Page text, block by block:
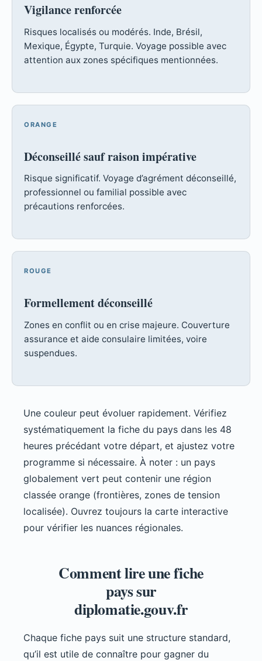
Vigilance renforcée
Risques localisés ou modérés. Inde, Brésil,
Mexique, Égypte, Turquie. Voyage possible avec
attention aux zones spécifiques mentionnées.
ORANGE
Déconseillé sauf raison impérative
Risque significatif. Voyage d’agrément déconseillé,
professionnel ou familial possible avec
précautions renforcées.
ROUGE
Formellement déconseillé
Zones en conflit ou en crise majeure. Couverture
assurance et aide consulaire limitées, voire
suspendues.
Une couleur peut évoluer rapidement. Vérifiez
systématiquement la fiche du pays dans les 48
heures précédant votre départ, et ajustez votre
programme si nécessaire. À noter : un pays
globalement vert peut contenir une région
classée orange (frontières, zones de tension
localisée). Ouvrez toujours la carte interactive
pour vérifier les nuances régionales.
Comment lire une fiche
pays sur
diplomatie.gouv.fr
Chaque fiche pays suit une structure standard,
qu’il est utile de connaître pour gagner du